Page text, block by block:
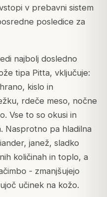
v prebavni sistem
posledice za
najbolj dosledno
tipa Pitta, vključuje:
kislo in
rdeče meso, nočne
Vse to so okusi in
Nasprotno pa hladilna
janež, sladko
količinah in toplo, a
- zmanjšujejo
učinek na kožo.